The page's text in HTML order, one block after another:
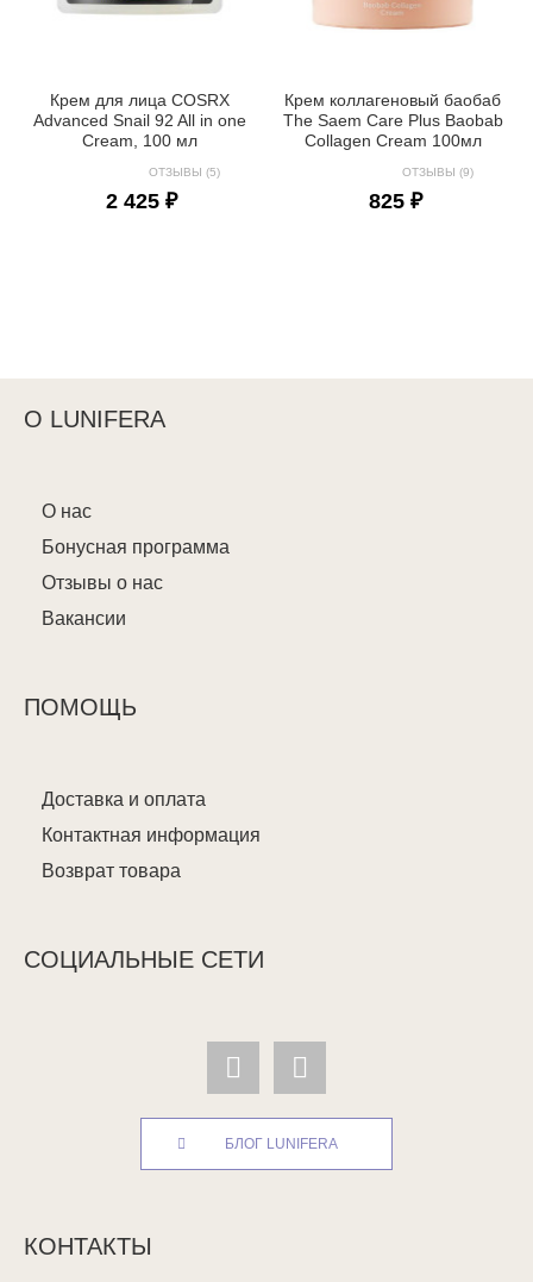
Крем для лица COSRX
Advanced Snail 92 All in one
Cream, 100 мл
ОТЗЫВЫ (5)
2 425 ₽
Крем коллагеновый баобаб
The Saem Care Plus Baobab
Collagen Cream 100мл
ОТЗЫВЫ (9)
825 ₽
О LUNIFERA
О нас
Бонусная программа
Отзывы о нас
Вакансии
ПОМОЩЬ
Доставка и оплата
Контактная информация
Возврат товара
СОЦИАЛЬНЫЕ СЕТИ
БЛОГ LUNIFERA
КОНТАКТЫ